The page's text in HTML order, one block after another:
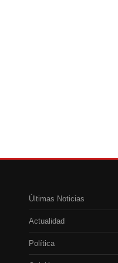
Últimas Noticias
Actualidad
Política